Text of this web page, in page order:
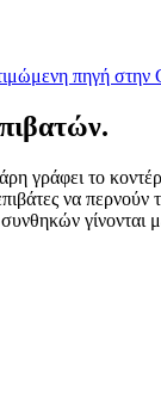
πηγή στην
γράφει το
να περνούν
συνθηκών